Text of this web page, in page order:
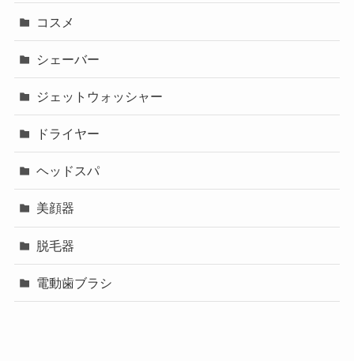
コスメ
シェーバー
ジェットウォッシャー
ドライヤー
ヘッドスパ
美顔器
脱毛器
電動歯ブラシ